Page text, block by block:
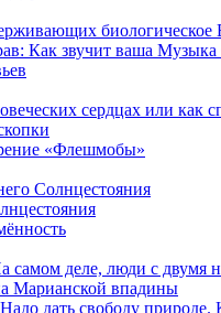
биологическое
Как звучит ваша Музыка
сердцах или как
«Флешмобы»
Солнцестояния
самом деле, люди с двумя
Марианской впадины
дать свободу природе.